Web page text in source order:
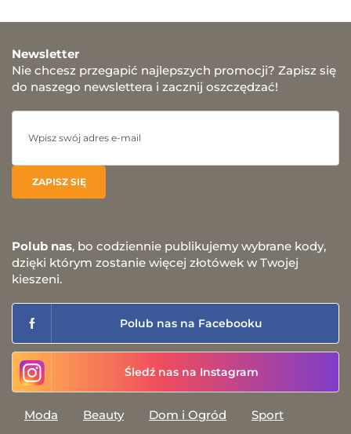
Newsletter
Nie chcesz przegapić najlepszych promocji? Zapisz się
do naszego newslettera i zacznij oszczędzać!
Polub nas, bo codziennie publikujemy wybrane kody,
dzięki którym zostanie więcej złotówek w Twojej
kieszeni.
Polub nas na Facebooku
Śledź nas na Instagram
Moda Beauty Dom i Ogród
Sport